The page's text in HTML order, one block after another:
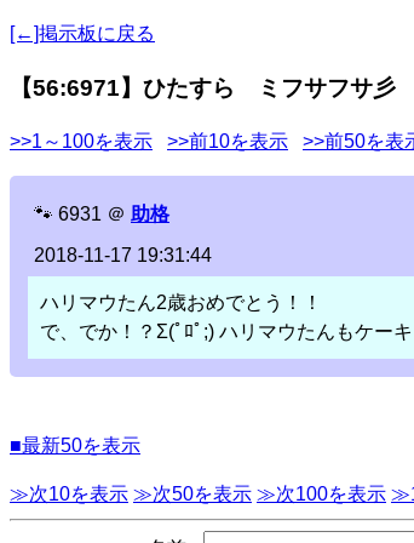
[←]掲示板に戻る
【56:6971】ひたすら ミフサフサ彡
>>1～100を表示 >>前10を表示 >>前50を表
🐾 6931 ＠ 助格
2018-11-17 19:31:44
ハリマウたん2歳おめでとう！！
で、でか！？Σ(ﾟﾛﾟ;) ハリマウたんもケー
■最新50を表示
≫次10を表示 ≫次50を表示 ≫次100を表示